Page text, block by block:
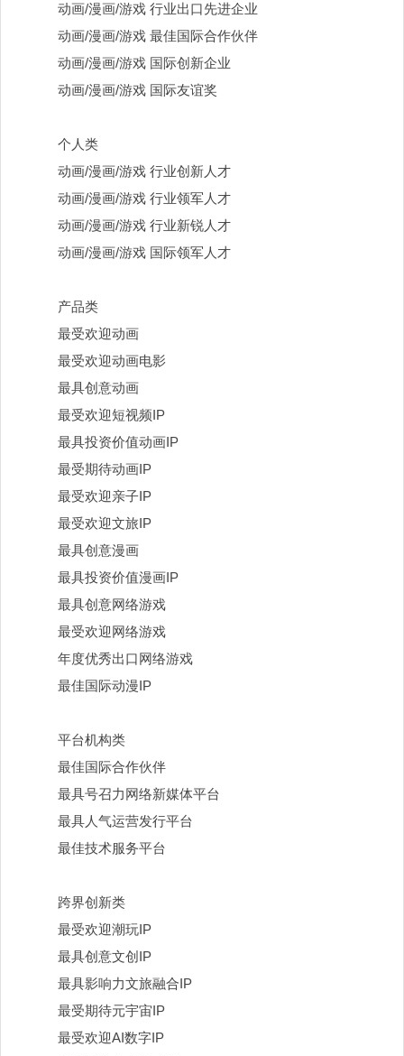
动画/漫画/游戏 行业出口先进企业
动画/漫画/游戏 最佳国际合作伙伴
动画/漫画/游戏 国际创新企业
动画/漫画/游戏 国际友谊奖
个人类
动画/漫画/游戏 行业创新人才
动画/漫画/游戏 行业领军人才
动画/漫画/游戏 行业新锐人才
动画/漫画/游戏 国际领军人才
产品类
最受欢迎动画
最受欢迎动画电影
最具创意动画
最受欢迎短视频IP
最具投资价值动画IP
最受期待动画IP
最受欢迎亲子IP
最受欢迎文旅IP
最具创意漫画
最具投资价值漫画IP
最具创意网络游戏
最受欢迎网络游戏
年度优秀出口网络游戏
最佳国际动漫IP
平台机构类
最佳国际合作伙伴
最具号召力网络新媒体平台
最具人气运营发行平台
最佳技术服务平台
跨界创新类
最受欢迎潮玩IP
最具创意文创 IP
最具影响力文旅融合IP
最受期待元宇宙IP
最受欢迎AI数字IP